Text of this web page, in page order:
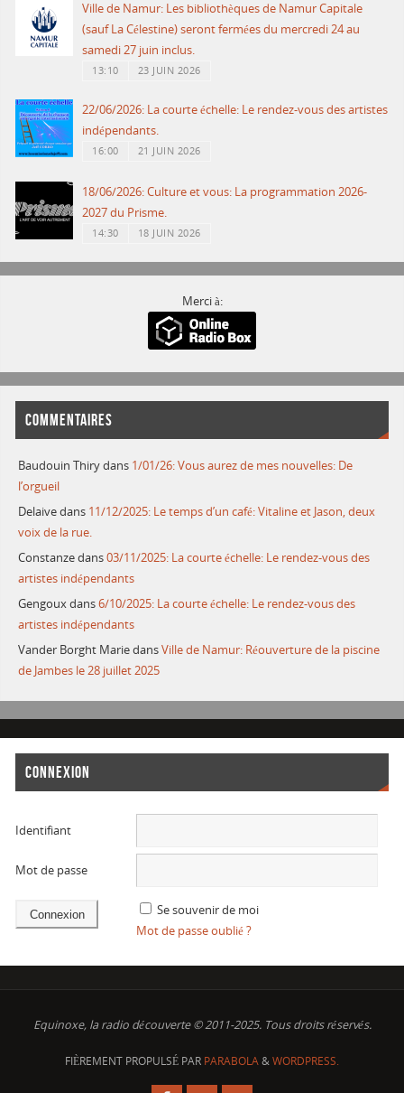
Ville de Namur: Les bibliothèques de Namur Capitale
(sauf La Célestine) seront fermées du mercredi 24 au
samedi 27 juin inclus.
13:10 23 JUIN 2026
22/06/2026: La courte échelle: Le rendez-vous des artistes
indépendants.
16:00 21 JUIN 2026
18/06/2026: Culture et vous: La programmation 2026-
2027 du Prisme.
14:30 18 JUIN 2026
Merci à:
COMMENTAIRES
Baudouin Thirydans 1/01/26: Vous aurez de mes nouvelles: De
l’orgueil
Delaivedans 11/12/2025: Le temps d’un café: Vitaline et Jason, deux
voix de la rue.
Constanzedans03/11/2025: La courte échelle: Le rendez-vous des
artistes indépendants
Gengouxdans6/10/2025: La courte échelle: Le rendez-vous des
artistes indépendants
Vander Borght MariedansVille de Namur: Réouverture de la piscine
de Jambes le 28 juillet 2025
CONNEXION
Identifiant
Mot de passe
Se souvenir de moi
Mot de passe oublié ?
Equinoxe, la radio découverte © 2011-2025. Tous droits réservés.
FIÈREMENT PROPULSÉ PAR PARABOLA&WORDPRESS.